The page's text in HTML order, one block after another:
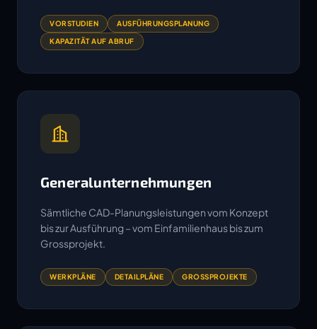
VORSTUDIEN AUSFÜHRUNGSPLANUNG
KAPAZITÄT AUF ABRUF
Generalunternehmungen
Sämtliche CAD-Planungsleistungen vom Konzept
bis zur Ausführung – vom Einfamilienhaus bis zum
Grossprojekt.
WERKPLÄNE DETAILPLÄNE GROSSPROJEKTE